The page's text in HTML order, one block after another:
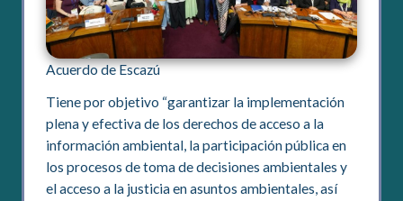
Acuerdo de Escazú
Tiene por objetivo “garantizar la implementación
plena y efectiva de los derechos de acceso a la
información ambiental, la participación pública en
los procesos de toma de decisiones ambientales y
el acceso a la justicia en asuntos ambientales, así